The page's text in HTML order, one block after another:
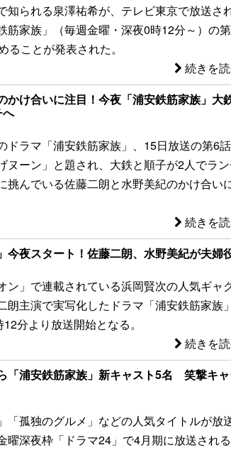
知られる泉澤祐希が、テレビ東京で放送さ
筋家族」（毎週金曜・深夜0時12分～）の第
ることが発表された。
続きを
かけ合いに注目！今夜「浦安鉄筋家族」大
へ
ドラマ「浦安鉄筋家族」、15日放送の第6話
ヌーン」と題され、大鉄と順子が2人でラ
挑んでいる佐藤二朗と水野美紀のかけ合い
続きを
今夜スタート！佐藤二朗、水野美紀が夫婦
ン」で連載されている浜岡賢次の人気ギャ
朗主演で実写化したドラマ「浦安鉄筋家族」
分より放送開始となる。
続きを
「浦安鉄筋家族」新キャスト5名 笑撃キャ
「孤独のグルメ」などの人気タイトルが放
曜深夜枠「ドラマ24」で4月期に放送される